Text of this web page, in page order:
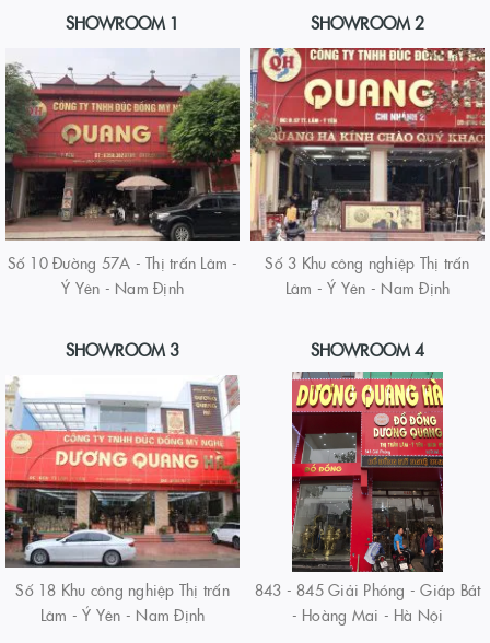
SHOWROOM 1
Số 10 Đường 57A - Thị trấn Lâm -
Ý Yên - Nam Định
SHOWROOM 2
Số 3 Khu công nghiệp Thị trấn
Lâm - Ý Yên - Nam Định
SHOWROOM 3
Số 18 Khu công nghiệp Thị trấn
Lâm - Ý Yên - Nam Định
SHOWROOM 4
843 - 845 Giải Phóng - Giáp Bát
- Hoàng Mai - Hà Nội